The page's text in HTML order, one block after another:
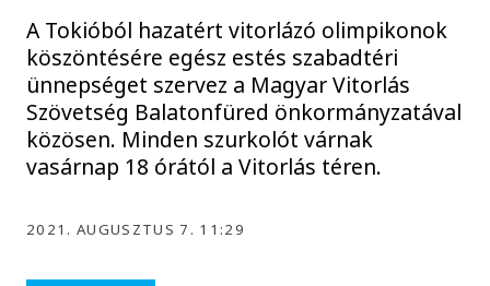
A Tokióból hazatért vitorlázó olimpikonok
köszöntésére egész estés szabadtéri
ünnepséget szervez a Magyar Vitorlás
Szövetség Balatonfüred önkormányzatával
közösen. Minden szurkolót várnak
vasárnap 18 órától a Vitorlás téren.
2021. AUGUSZTUS 7. 11:29